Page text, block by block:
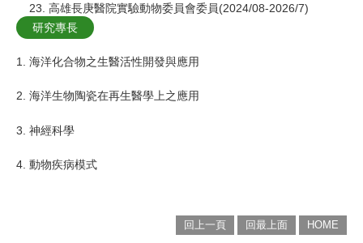
高雄長庚醫院實驗動物委員會委員(2024/08-2026/7)
研究專長
1. 海洋化合物之生醫活性開發與應用
2. 海洋生物陶瓷在再生醫學上之應用
3. 神經科學
4. 動物疾病模式
回上一頁 回最上面 HOME